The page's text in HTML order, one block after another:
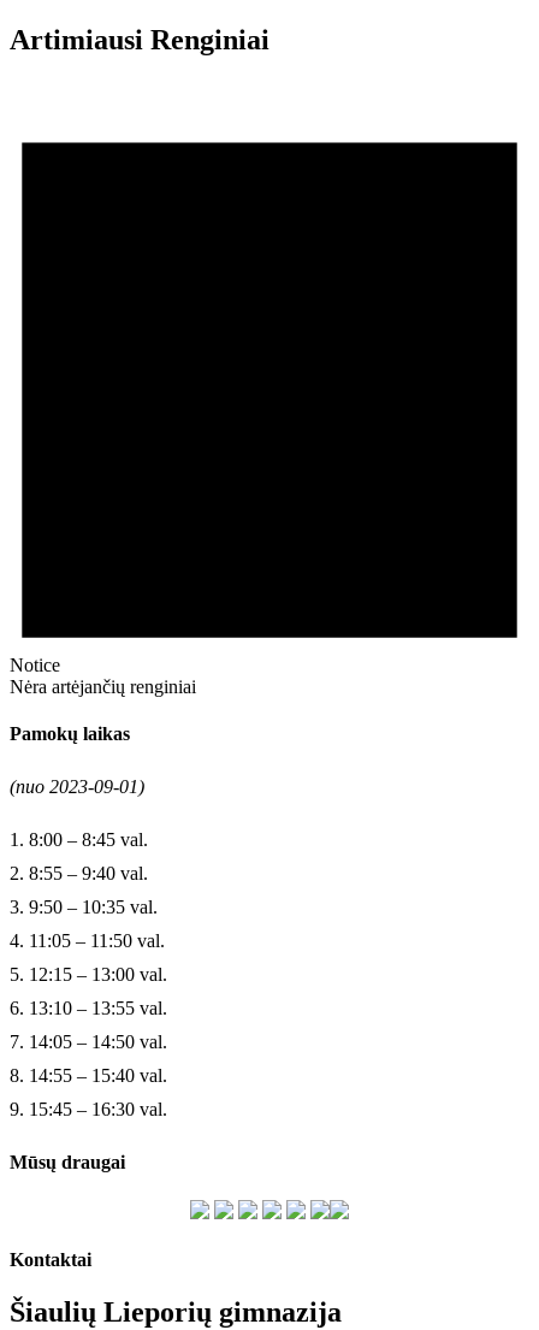
Artimiausi Renginiai
Notice
Nėra artėjančių renginiai
Pamokų laikas
(nuo 2023-09-01)
1. 8:00 – 8:45 val.
2. 8:55 – 9:40 val.
3. 9:50 – 10:35 val.
4. 11:05 – 11:50 val.
5. 12:15 – 13:00 val.
6. 13:10 – 13:55 val.
7. 14:05 – 14:50 val.
8. 14:55 – 15:40 val.
9. 15:45 – 16:30 val.
Mūsų draugai
Kontaktai
Šiaulių Lieporių gimnazija